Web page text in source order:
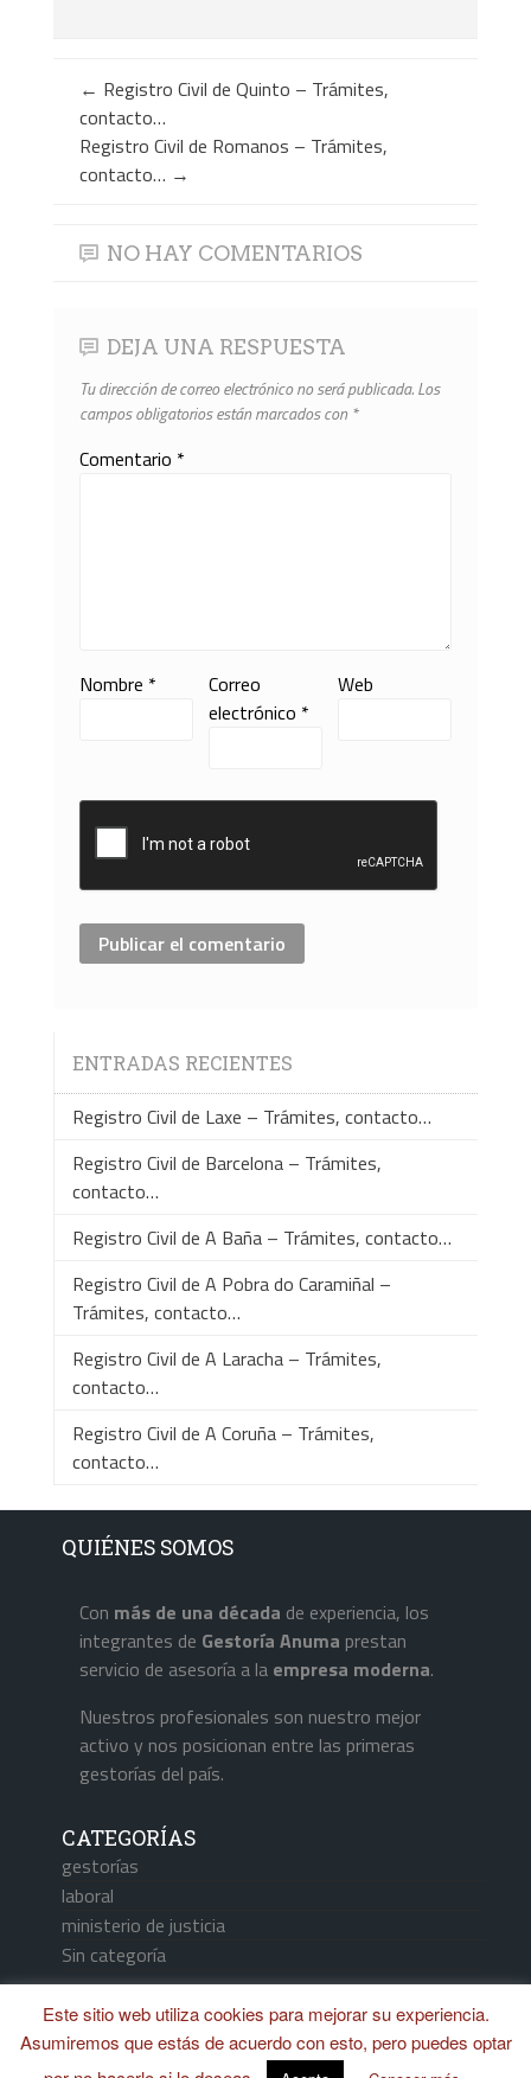
← Registro Civil de Quinto – Trámites,
contacto…
Registro Civil de Romanos – Trámites,
contacto… →
NO HAY COMENTARIOS
DEJA UNA RESPUESTA
Tu dirección de correo electrónico no será publicada.Los
campos obligatorios están marcados con *
Comentario *
Nombre *
Correo
electrónico *
Web
ENTRADAS RECIENTES
Registro Civil de Laxe – Trámites, contacto…
Registro Civil de Barcelona – Trámites,
contacto…
Registro Civil de A Baña – Trámites, contacto…
Registro Civil de A Pobra do Caramiñal –
Trámites, contacto…
Registro Civil de A Laracha – Trámites,
contacto…
Registro Civil de A Coruña – Trámites,
contacto…
QUIÉNES SOMOS
Con más de una década de experiencia, los
integrantes de Gestoría Anuma prestan
servicio de asesoría a la empresa moderna.
Nuestros profesionales son nuestro mejor
activo y nos posicionan entre las primeras
gestorías del país.
CATEGORÍAS
gestorías
laboral
ministerio de justicia
Sin categoría
Aviso Legal / Política de Cookies
Este sitio web utiliza cookies para mejorar su experiencia.
Asumiremos que estás de acuerdo con esto, pero puedes optar